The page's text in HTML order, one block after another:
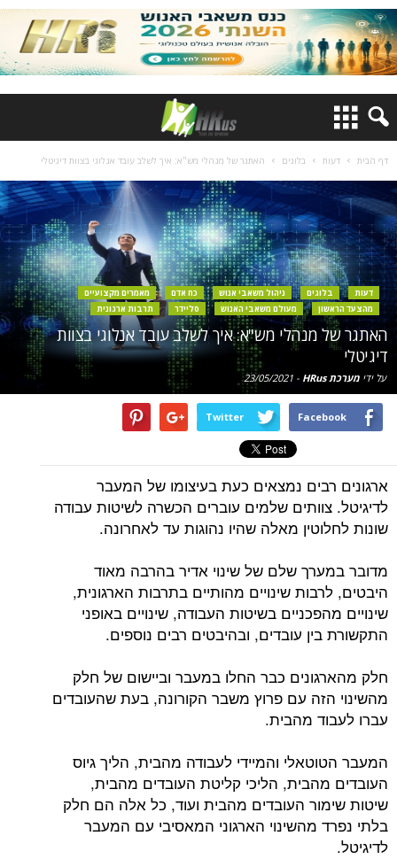
דף הבית דעות בלוגים האתגר של מנהלי מש"א: איך לשלב עובד אנלוגי בצוות דיגיטלי
דעות בלוגים ניהול משאבי אנוש כח אדם
מאמרים מקצועיים
מהצעד הראשון
מעולם משאבי האנוש סליידר תרבות ארגונית
האתגר של מנהלי מש"א: איך לשלב עובד אנלוגי בצוות
דיגיטלי
על ידי מערכת HRus -
23/05/2021
Facebook
Twitter
ארגונים רבים נמצאים כעת בעיצומו של המעבר
לדיגיטל. צוותים שלמים עוברים הכשרה לשיטות עבודה
שונות לחלוטין מאלה שהיו נהוגות עד לאחרונה.
מדובר במערך שלם של שינוי אדיר בהרבה מאוד
היבטים, לרבות שינויים מהותיים בתרבות הארגונית,
שינויים מהפכניים בשיטות העבודה, שינויים באופני
התקשורת בין עובדים, ובהיבטים רבים נוספים.
חלק מהארגונים כבר החלו במעבר וביישום של חלק
מהשינוי הזה עם פרוץ משבר הקורונה, בעת שהעובדים
עברו לעבוד מהבית.
המעבר הטוטאלי והמיידי לעבודה מהבית, הליך גיוס
העובדים מהבית, הליכי קליטת העובדים מהבית,
שיטות שימור העובדים מהבית ועוד, כל אלה הם חלק
בלתי נפרד מהשינוי הארגוני המאסיבי עם המעבר
לדיגיטל.